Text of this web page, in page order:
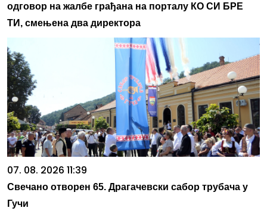
одговор на жалбе грађана на порталу КО СИ БРЕ
ТИ, смењена два директора
07. 08. 2026 11:39
Свечано отворен 65. Драгачевски сабор трубача у
Гучи